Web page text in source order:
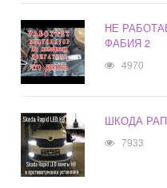
НЕ
ФАБИЯ 2
4970
ШКОДА
7933